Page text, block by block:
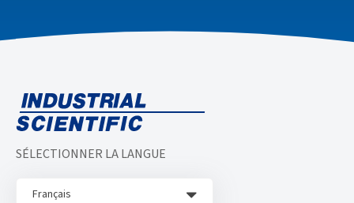
SÉLECTIONNER LA LANGUE
Français